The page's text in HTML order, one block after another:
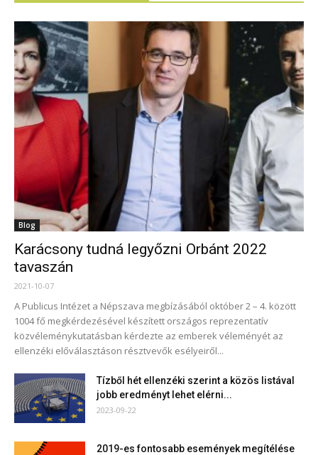
Blog
Karácsony tudná legyőzni Orbánt 2022
tavaszán
2021-10-07
A Publicus Intézet a Népszava megbízásából október 2 – 4. között
1004 fő megkérdezésével készített országos reprezentatív
közvéleménykutatásban kérdezte az emberek véleményét az
ellenzéki előválasztáson résztvevők esélyeiről...
Tízből hét ellenzéki szerint a közös listával
jobb eredményt lehet elérni...
2023-09-22
2019-es fontosabb események megítélése